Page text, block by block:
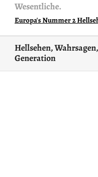
Wesentliche.
Europa's Nummer 2
Hellsehen,
Generation